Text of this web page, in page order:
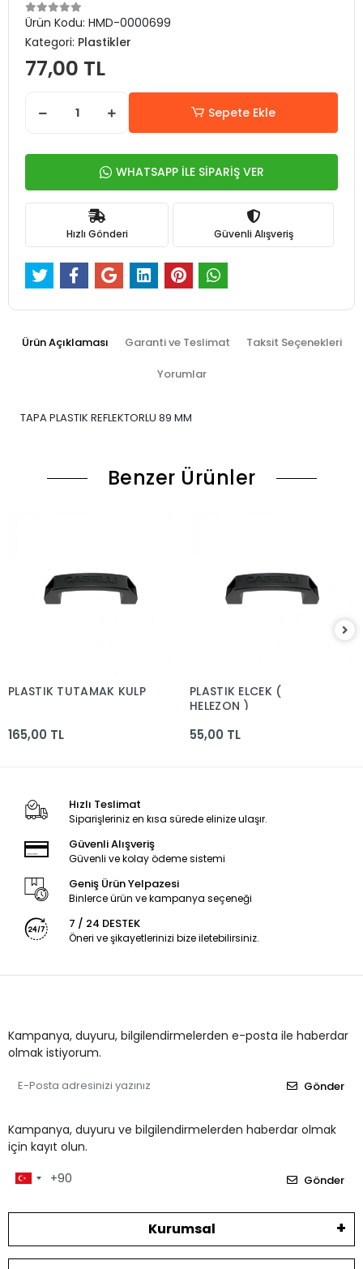
Ürün Kodu: HMD-0000699
Kategori: Plastikler
77,00 TL
Sepete Ekle
WHATSAPP İLE SİPARİŞ VER
Hızlı Gönderi Güvenli Alışveriş
Ürün Açıklaması Garanti ve Teslimat Taksit Seçenekleri
Yorumlar
TAPA PLASTIK REFLEKTORLU 89 MM
Benzer Ürünler
PLASTIK TUTAMAK KULP
165,00 TL
PLASTIK ELCEK (
HELEZON )
55,00 TL
Hızlı Teslimat
Siparişleriniz en kısa sürede elinize ulaşır.
Güvenli Alışveriş
Güvenli ve kolay ödeme sistemi
Geniş Ürün Yelpazesi
Binlerce ürün ve kampanya seçeneği
7 / 24 DESTEK
Öneri ve şikayetlerinizi bize iletebilirsiniz.
Kampanya, duyuru, bilgilendirmelerden e-posta ile haberdar
olmak istiyorum.
Gönder
Kampanya, duyuru ve bilgilendirmelerden haberdar olmak
için kayıt olun.
Gönder
Kurumsal